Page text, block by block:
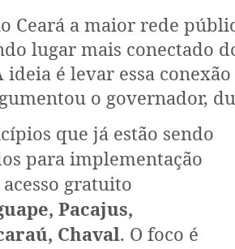
Ceará a maior rede
lugar mais conectado
ideia é levar essa
o governador,
que já estão sendo
para implementação
gratuito
Pacajus,
Chaval. O foco é